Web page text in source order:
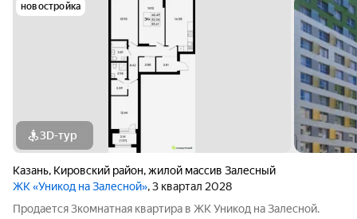
новостройка
3D-тур
Казань, Кировский район,жилой массив Залесный
ЖК «Уникод на Залесной», 3 квартал 2028
Продается 3комнатная квартира в ЖК Уникод на Залесной.